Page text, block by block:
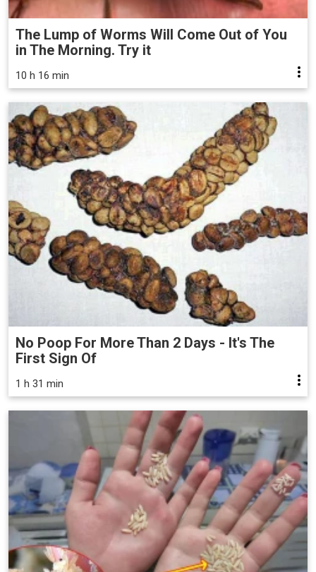
The Lump of Worms Will Come Out of You
in The Morning. Try it
10 h 16 min
No Poop For More Than 2 Days - It's The
First Sign Of
1 h 31 min